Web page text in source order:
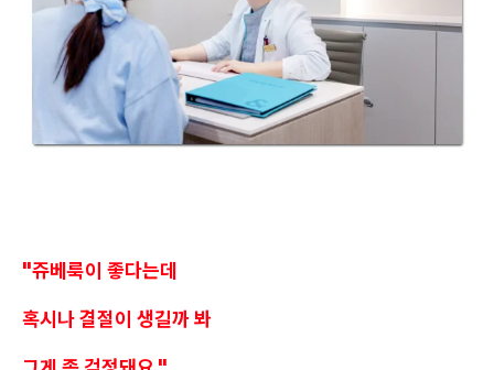
"쥬베룩이 좋다는데
혹시나 결절이 생길까 봐